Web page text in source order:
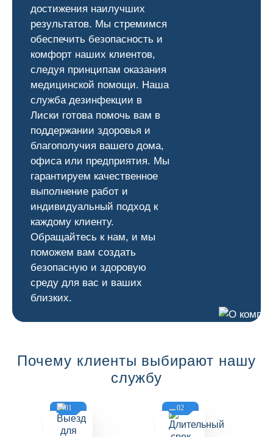
достижения наилучших
результатов. Мы стремимся
обеспечить безопасность и
комфорт наших клиентов,
следуя принципам оказания
медицинской помощи. Наша
служба дезинфекции в
Лиски готова помочь вам в
поддержании здоровья и
благополучия вашего дома,
офиса или предприятия. Мы
гарантируем качественное
выполнение работ и
индивидуальный подход к
каждому клиенту.
Обращайтесь к нам, и мы
поможем вам создать
безопасную и здоровую
среду для вас и ваших
близких.
Почему клиенты выбирают нашу
службу
01 02